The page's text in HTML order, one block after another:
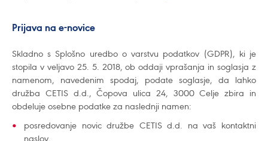
Prijava na e-novice
Skladno s Splošno uredbo o varstvu podatkov (GDPR), ki je
stopila v veljavo 25. 5. 2018, ob oddaji vprašanja in soglasja z
namenom, navedenim spodaj, podate soglasje, da lahko
družba CETIS d.d., Čopova ulica 24, 3000 Celje zbira in
obdeluje osebne podatke za naslednji namen:
posredovanje novic družbe CETIS d.d. na vaš kontaktni
naslov.